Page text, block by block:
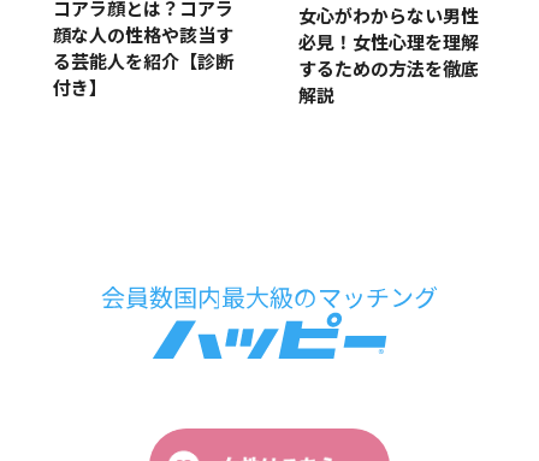
コアラ顔とは？コアラ
顔な人の性格や該当す
る芸能人を紹介【診断
付き】
女心がわからない男性
必見！女性心理を理解
するための方法を徹底
解説